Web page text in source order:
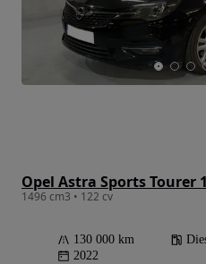
Opel Astra Sports Tourer
1496 cm3 • 122 cv
130 000 km
2022